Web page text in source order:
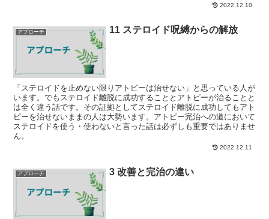
2022.12.10
アプローチ 11 ステロイド呪縛からの解放
「ステロイドを止めない限りアトピーは治せない」と思っている人が
います。でもステロイド離脱に成功することとアトピーが治ることと
は全く違う話です。その証拠としてステロイド離脱に成功してもアト
ピーを治せないままの人は大勢います。アトピー完治への道において
ステロイドを使う・使わないと言った話は必ずしも重要ではありませ
ん。
2022.12.11
アプローチ 3 改善と完治の違い